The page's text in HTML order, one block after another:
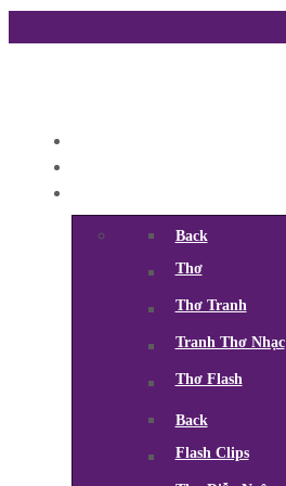
Back
Thơ
Thơ Tranh
Tranh Thơ Nhạc
Thơ Flash
Back
Flash Clips